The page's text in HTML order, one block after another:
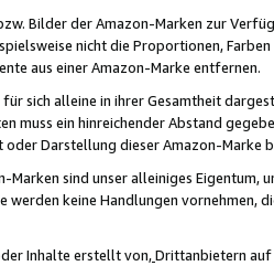
Bilder der Amazon-Marken zur
nicht die Proportionen,
aus einer Amazon-Marke entfernen.
sich alleine in ihrer Gesamtheit
muss ein hinreichender Abstand
oder Darstellung dieser Amazon-Marke
Marken sind unser alleiniges
werden keine Handlungen vornehmen,
Inhalte erstellt von,Drittanbietern auf